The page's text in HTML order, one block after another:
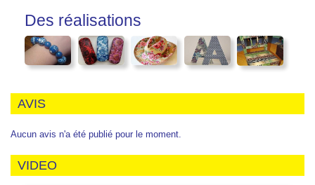
Des réalisations
AVIS
Aucun avis n'a été publié pour le moment.
VIDEO